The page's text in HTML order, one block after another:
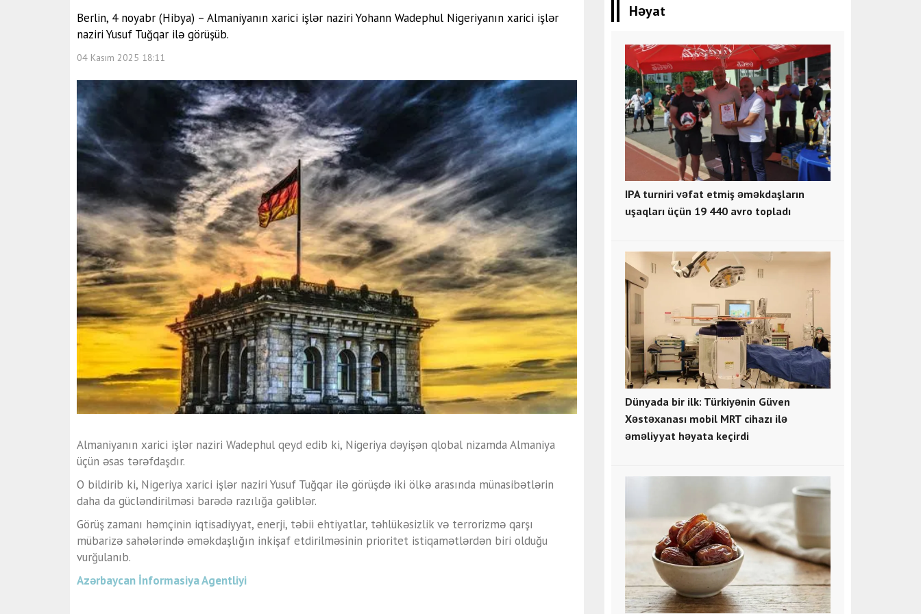
Berlin, 4 noyabr (Hibya) – Almaniyanın xarici işlər naziri Yohann Wadephul Nigeriyanın xarici işlər
naziri Yusuf Tuğqar ilə görüşüb.
04 Kasım 2025 18:11
Almaniyanın xarici işlər naziri Wadephul qeyd edib ki, Nigeriya dəyişən qlobal nizamda Almaniya
üçün əsas tərəfdaşdır.
O bildirib ki, Nigeriya xarici işlər naziri Yusuf Tuğqar ilə görüşdə iki ölkə arasında münasibətlərin
daha da gücləndirilməsi barədə razılığa gəliblər.
Görüş zamanı həmçinin iqtisadiyyat, enerji, təbii ehtiyatlar, təhlükəsizlik və terrorizmə qarşı
mübarizə sahələrində əməkdaşlığın inkişaf etdirilməsinin prioritet istiqamətlərdən biri olduğu
vurğulanıb.
Azərbaycan İnformasiya Agentliyi
Həyat
IPA turniri vəfat etmiş əməkdaşların
uşaqları üçün 19 440 avro topladı
Dünyada bir ilk: Türkiyənin Güven
Xəstəxanası mobil MRT cihazı ilə
əməliyyat həyata keçirdi